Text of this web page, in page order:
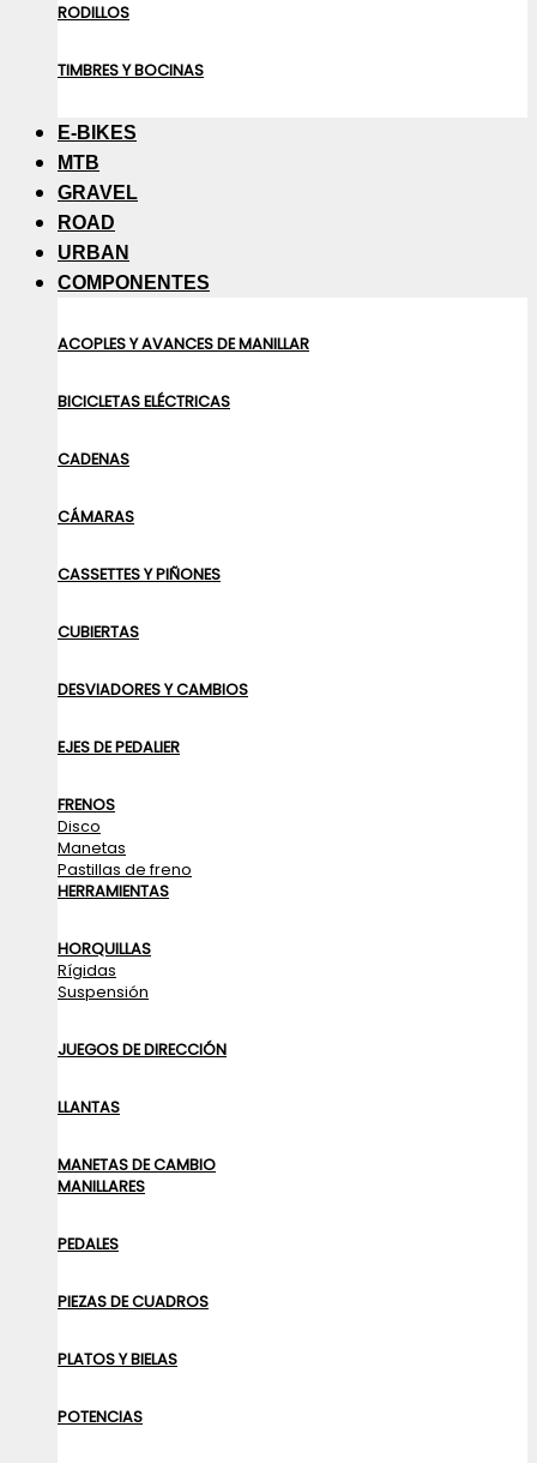
RODILLOS
TIMBRES Y BOCINAS
E-BIKES
MTB
GRAVEL
ROAD
URBAN
COMPONENTES
ACOPLES Y AVANCES DE MANILLAR
BICICLETAS ELÉCTRICAS
CADENAS
CÁMARAS
CASSETTES Y PIÑONES
CUBIERTAS
DESVIADORES Y CAMBIOS
EJES DE PEDALIER
FRENOS
Disco
Manetas
Pastillas de freno
HERRAMIENTAS
HORQUILLAS
Rígidas
Suspensión
JUEGOS DE DIRECCIÓN
LLANTAS
MANETAS DE CAMBIO
MANILLARES
PEDALES
PIEZAS DE CUADROS
PLATOS Y BIELAS
POTENCIAS